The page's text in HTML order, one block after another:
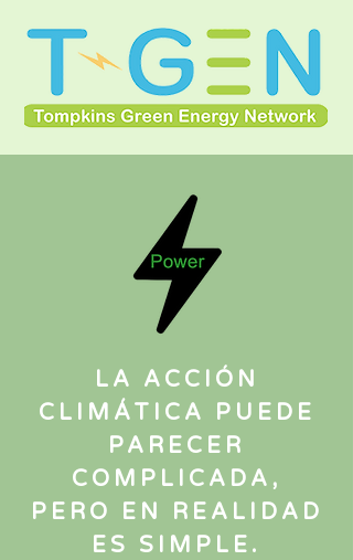
LA ACCIÓN
CLIMÁTICA PUEDE
PARECER
COMPLICADA,
PERO EN REALIDAD
ES SIMPLE.